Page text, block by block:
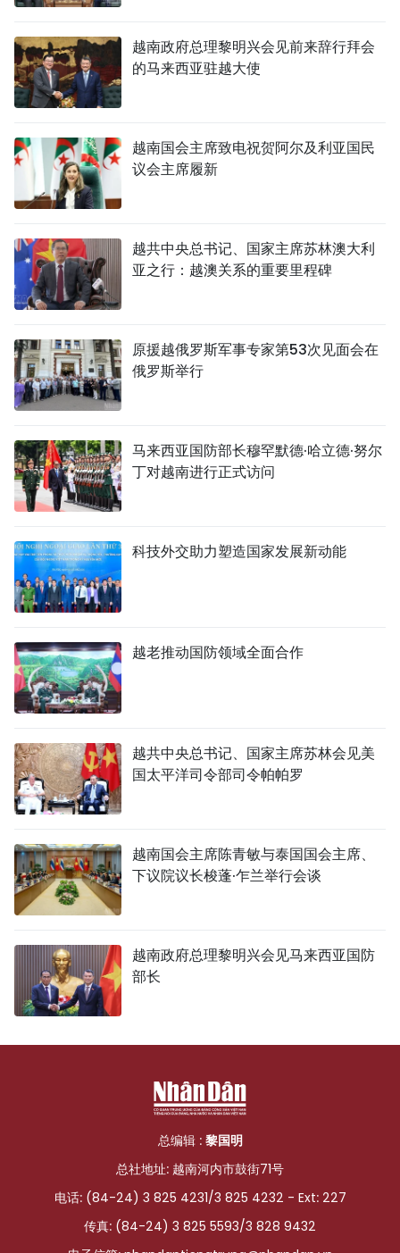
越南政府总理黎明兴会见前来辞行拜会
的马来西亚驻越大使
越南国会主席致电祝贺阿尔及利亚国民
议会主席履新
越共中央总书记、国家主席苏林澳大利
亚之行：越澳关系的重要里程碑
原援越俄罗斯军事专家第53次见面会在
俄罗斯举行
马来西亚国防部长穆罕默德·哈立德·努尔
丁对越南进行正式访问
科技外交助力塑造国家发展新动能
越老推动国防领域全面合作
越共中央总书记、国家主席苏林会见美
国太平洋司令部司令帕帕罗
越南国会主席陈青敏与泰国国会主席、
下议院议长梭蓬·乍兰举行会谈
越南政府总理黎明兴会见马来西亚国防
部长
总编辑 : 黎国明
总社地址: 越南河内市鼓街71号
电话: (84-24) 3 825 4231/3 825 4232 - Ext: 227
传真: (84-24) 3 825 5593/3 828 9432